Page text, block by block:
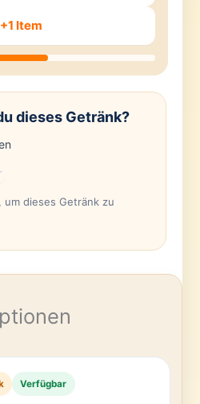
+1 Item
dieses Getränk?
um dieses Getränk zu
Verfügbar